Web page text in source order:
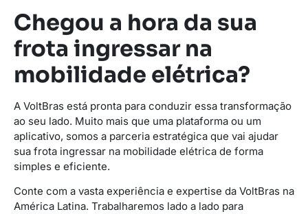
Chegou a hora da sua
frota ingressar na
mobilidade elétrica?
A VoltBras está pronta para conduzir essa transformação
ao seu lado. Muito mais que uma plataforma ou um
aplicativo, somos a parceria estratégica que vai ajudar
sua frota ingressar na mobilidade elétrica de forma
simples e eficiente.
Conte com a vasta experiência e expertise da VoltBras na
América Latina. Trabalharemos lado a lado para